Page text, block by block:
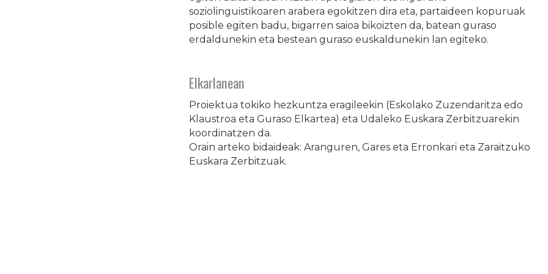
soziolinguistikoaren arabera egokitzen dira eta, partaideen kopuruak
posible egiten badu, bigarren saioa bikoizten da, batean guraso
erdaldunekin eta bestean guraso euskaldunekin lan egiteko.
Elkarlanean
Proiektua tokiko hezkuntza eragileekin (Eskolako Zuzendaritza edo
Klaustroa eta Guraso Elkartea) eta Udaleko Euskara Zerbitzuarekin
koordinatzen da.
Orain arteko bidaideak: Aranguren, Gares eta Erronkari eta Zaraitzuko
Euskara Zerbitzuak.